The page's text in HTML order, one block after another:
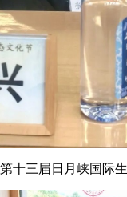
十三届日月峡国际